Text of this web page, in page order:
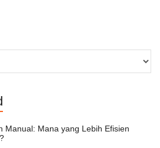
Manual: Mana yang Lebih Efisien